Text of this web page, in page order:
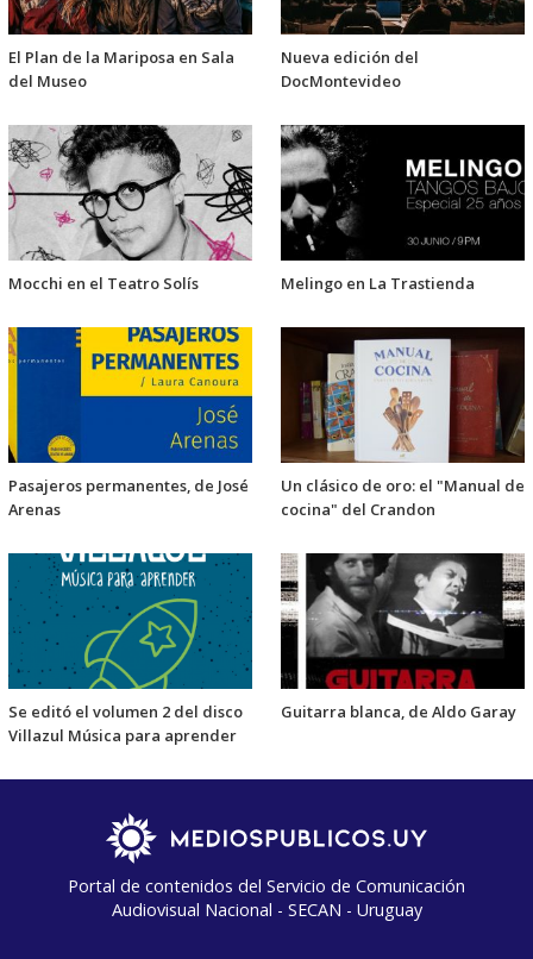
El Plan de la Mariposa en Sala
del Museo
Nueva edición del
DocMontevideo
Mocchi en el Teatro Solís Melingo en La Trastienda
Pasajeros permanentes, de José
Arenas
Un clásico de oro: el "Manual de
cocina" del Crandon
Se editó el volumen 2 del disco
Villazul Música para aprender
Guitarra blanca, de Aldo Garay
Portal de contenidos del Servicio de Comunicación
Audiovisual Nacional - SECAN - Uruguay